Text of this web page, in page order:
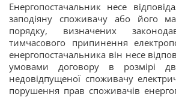
Енергопостачальник несе
заподіяну споживачу або його
порядку, визначених
тимчасового припинення
енергопостачальника він несе
умовами договору в розмірі
недовідпущеної споживачу
порушення прав споживачів